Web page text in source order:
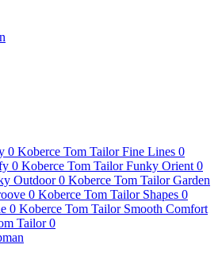
0 Koberce Tom Tailor Fine Lines 0
0 Koberce Tom Tailor Funky Orient 0
Outdoor0 Koberce Tom Tailor Garden
0 Koberce Tom Tailor Shapes 0
0 Koberce Tom Tailor Smooth Comfort
Tailor0